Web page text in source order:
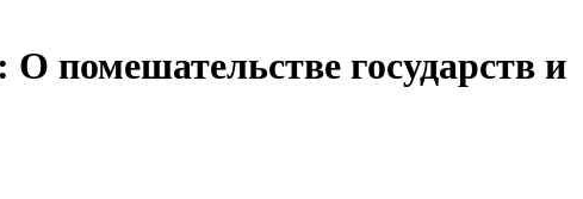
помешательстве государств и